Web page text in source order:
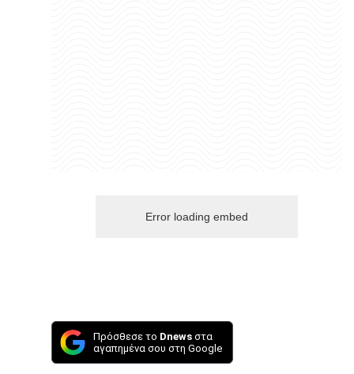
Error loading embed
Πρόσθεσε το Dnews στα
αγαπημένα σου στη Google